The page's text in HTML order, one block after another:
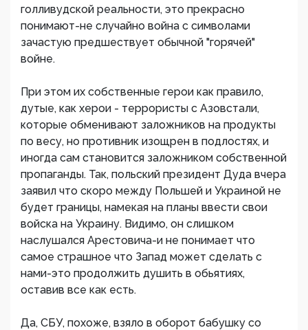
голливудской реальности, это прекрасно
понимают-не случайно война с символами
зачастую предшествует обычной "горячей"
войне.
При этом их собственные герои как правило,
дутые, как херои - террористы с Азовстали,
которые обменивают заложников на продукты
по весу, но противник изощрен в подлостях, и
иногда сам становится заложником собственной
пропаганды. Так, польский президент Дуда вчера
заявил что скоро между Польшей и Украиной не
будет границы, намекая на планы ввести свои
войска на Украину. Видимо, он слишком
наслушался Арестовича-и не понимает что
самое страшное что Запад может сделать с
нами-это продолжить душить в обьятиях,
оставив все как есть.
Да, СБУ, похоже, взяло в оборот бабушку со